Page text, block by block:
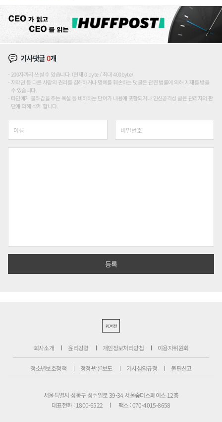
기사댓글0개
200자까지 쓰실 수 있습니다. (현재 0 byte / 최대 400byte)
저작권 등 다른 사람의 권리를 침해하거나 명예를 훼손하는 댓글은 관련 법률에 의해 제재를 받을
수 있습니다.
타인에게 불쾌감을 주는 욕설 등 비하하는 단어가 내용에 포함되거나 인신공격성 글은 관리자의 판
단에 의해 삭제 합니다.
PC버전
회사소개 윤리강령 개인정보처리방침 이용자위원회
청소년보호정책 정정·반론보도 기사심의규정 불편신고
서울특별시 성동구 성수일로 39-34 서울숲더스페이스 12층
대표전화 : 1800-6522
팩스 : 070-4015-8658